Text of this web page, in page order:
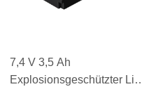
7,4 V 3,5 Ah
Explosionsgeschützter Li-